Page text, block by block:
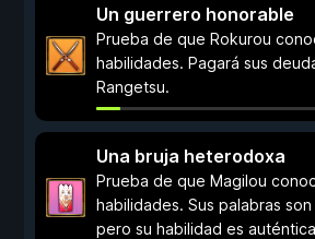
Un guerrero honorable
Prueba de que Rokurou
habilidades. Pagará sus
Rangetsu.
Una bruja heterodoxa
Prueba de que Magilou
habilidades. Sus palabras
pero su habilidad es